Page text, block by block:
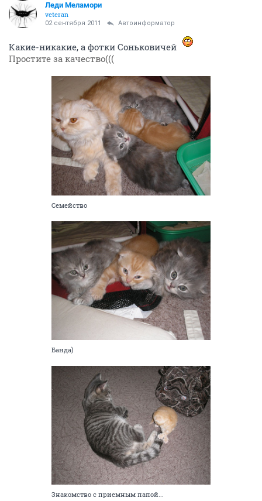
Леди Меламори
veteran
02 сентября 2011 Автоинформатор
Какие-никакие, а фотки Соньковичей
Простите за качество(((
Семейство
Банда)
Знакомство с приемным папой...